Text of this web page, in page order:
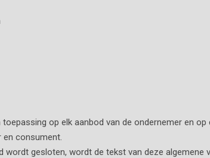
op elk aanbod van de ondernemer en
en consument.
gesloten, wordt de tekst van deze algemene